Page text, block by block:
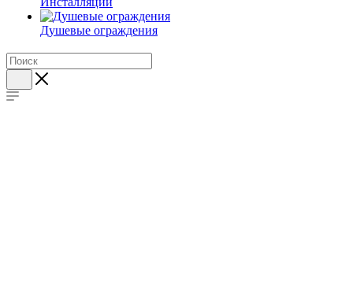
Душевые ограждения